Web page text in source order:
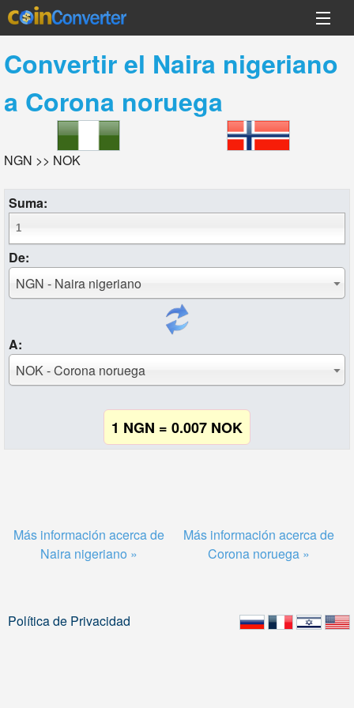
Convertir el Naira nigeriano
a Corona noruega
NGN >> NOK
Suma:
De:
NGN - Naira nigeriano
A:
NOK - Corona noruega
1 NGN = 0.007 NOK
Más información acerca de
Naira nigeriano »
Más información acerca de
Corona noruega »
Política de Privacidad